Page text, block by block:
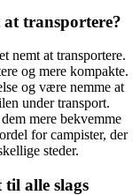
transportere?
nemt at transportere.
og mere kompakte.
og være nemme at
under transport.
mere bekvemme
for campister, der
steder.
alle slags